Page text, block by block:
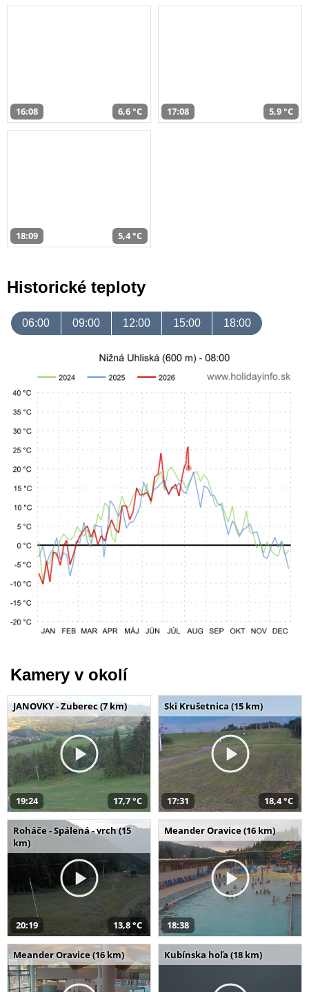
16:08 6,6 °C 17:08 5,9 °C
18:09 5,4 °C
Historické teploty
06:00 09:00 12:00 15:00 18:00
Kamery v okolí
JANOVKY - Zuberec (7 km)
19:24 17,7 °C
Ski Krušetnica (15 km)
17:31 18,4 °C
Roháče - Spálená - vrch (15
km)
20:19 13,8 °C
Meander Oravice (16 km)
18:38
Meander Oravice (16 km) Kubínska hoľa (18 km)